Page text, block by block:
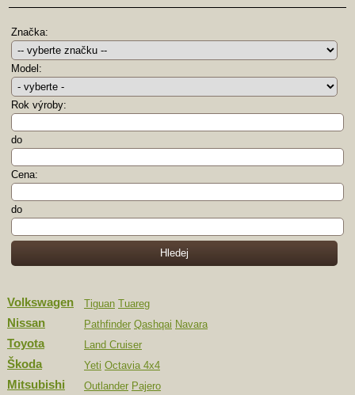
Značka:
Model:
Rok výroby:
do
Cena:
do
Volkswagen Tiguan Tuareg
Nissan Pathfinder Qashqai Navara
Toyota Land Cruiser
Škoda Yeti Octavia 4x4
Mitsubishi Outlander Pajero